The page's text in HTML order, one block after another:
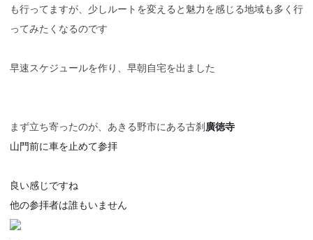
も行ってますが、少しルートを変えると魅力を感じる地域も多く行
ってみたくなるのです
早速スケジュールを作り、早朝自宅を出ました
まず立ち寄ったのが、あきる野市にある古刹 廣徳寺
山門前に車を止めて参拝
良い感じですね
他の参拝者は誰もいません